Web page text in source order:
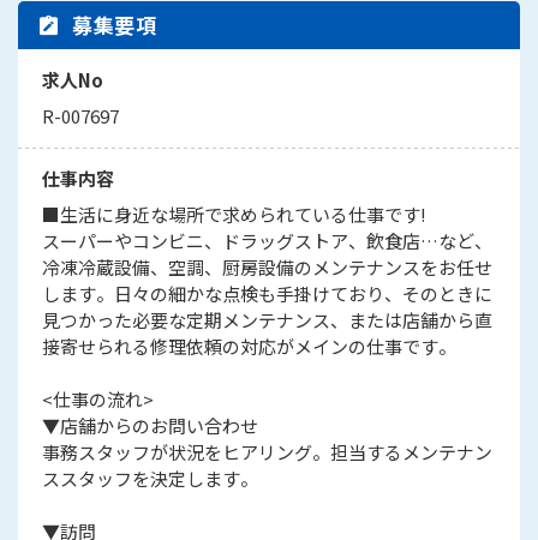
募集要項
求人No
R-007697
仕事内容
■生活に身近な場所で求められている仕事です!
スーパーやコンビニ、ドラッグストア、飲食店…など、
冷凍冷蔵設備、空調、厨房設備のメンテナンスをお任せ
します。日々の細かな点検も手掛けており、そのときに
見つかった必要な定期メンテナンス、または店舗から直
接寄せられる修理依頼の対応がメインの仕事です。
<仕事の流れ>
▼店舗からのお問い合わせ
事務スタッフが状況をヒアリング。担当するメンテナン
ススタッフを決定します。
▼訪問